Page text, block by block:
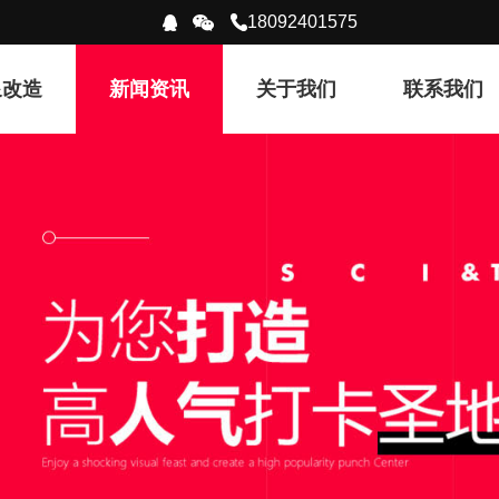
18092401575
造 新闻资讯 关于我们 联系我们